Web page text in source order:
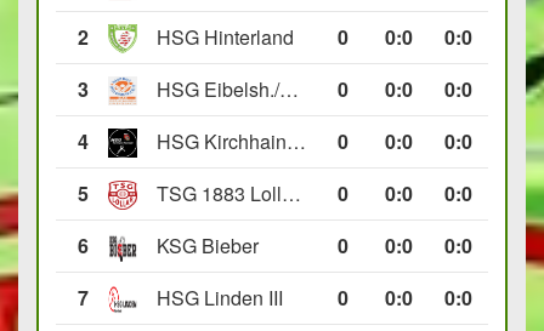
2
HSG Hinterland 0 0:0
0:0
3
HSG Eibelsh./Ewersb. II 0 0:0
0:0
4
HSG Kirchhain/Neustadt II 0 0:0
0:0
5
TSG 1883 Lollar II 0 0:0
0:0
6
KSG Bieber 0 0:0
0:0
7
HSG Linden III 0 0:0
0:0